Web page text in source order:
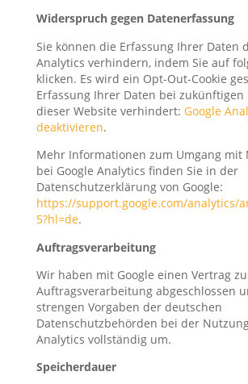
Widerspruch gegen Datenerfassung
Sie können die Erfassung Ihrer Daten
Analytics verhindern, indem Sie auf
klicken. Es wird ein Opt-Out-Cookie
Erfassung Ihrer Daten bei zukünftigen
dieser Website verhindert: Google
deaktivieren.
Mehr Informationen zum Umgang mit
bei Google Analytics finden Sie in der
Datenschutzerklärung von Google:
https://support.google.com/analytics/
5?hl=de.
Auftragsverarbeitung
Wir haben mit Google einen Vertrag
Auftragsverarbeitung abgeschlossen
strengen Vorgaben der deutschen
Datenschutzbehörden bei der
Analytics vollständig um.
Speicherdauer